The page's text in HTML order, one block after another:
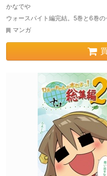
かなでや
ウォースパイト編完結。5巻と6巻
マンガ